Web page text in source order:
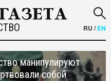
RU /EN
манипулируют
собой